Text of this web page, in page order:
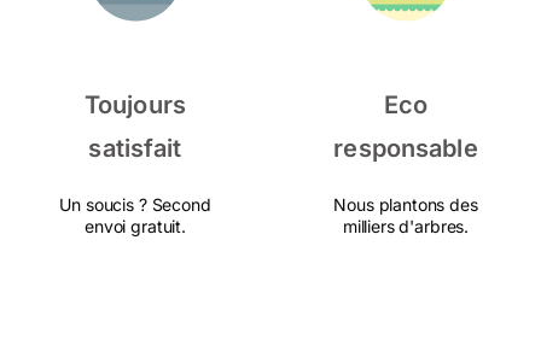
Toujours
satisfait
Un soucis ? Second
envoi gratuit.
Eco
responsable
Nous plantons des
milliers d'arbres.